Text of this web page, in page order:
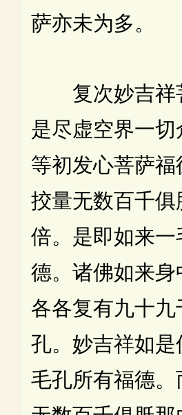
萨亦未为多。
复次妙吉祥
是尽虚空界一切
等初发心菩萨福
挍量无数百千俱
倍。是即如来一
德。诸佛如来身
各各复有九十九
孔。妙吉祥如是
毛孔所有福德。